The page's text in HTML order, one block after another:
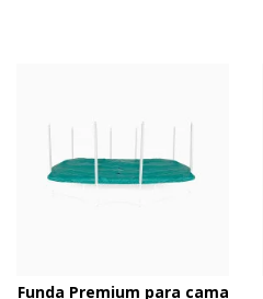
Funda Premium para cama